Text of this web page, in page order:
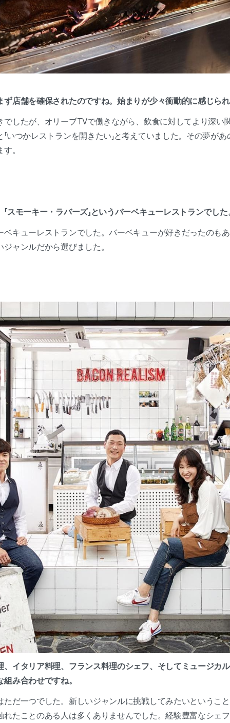
ず店舗を確保されたのですね。始まりが少々衝動的に感じら
でしたが、オリーブTVで働きながら、飲食に対してより深い
いつかレストランを開きたい」と考えていました。その夢が
。
スモーキー・ラバーズ」というバーベキューレストランでし
ベキューレストランでした。バーベキューが好きだったのも
ャンルだから選びました。
、イタリア料理、フランス料理のシェフ、そしてミュージカ
組み合わせですね。
ただ一つでした。新しいジャンルに挑戦してみたいというこ
れたことのある人は多くありませんでした。経験豊富なシェ